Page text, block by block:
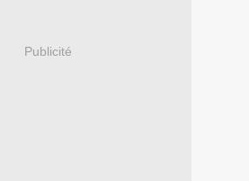
Publicité